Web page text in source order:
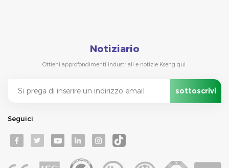
Notiziario
Ottieni approfondimenti industriali e notizie Kseng qui.
Seguici